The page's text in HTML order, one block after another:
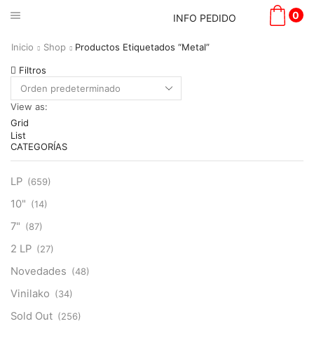
INFO PEDIDO 0
Inicio Shop Productos Etiquetados “Metal”
Filtros
View as:
Grid
List
CATEGORÍAS
LP (659)
10" (14)
7" (87)
2 LP (27)
Novedades (48)
Vinilako (34)
Sold Out (256)